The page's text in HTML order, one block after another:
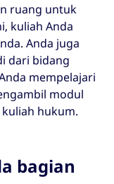
LLM
kualifikasi
ruang untuk
kuliah Anda
Anda juga
dari bidang
mempelajari
modul
hukum.
bagian